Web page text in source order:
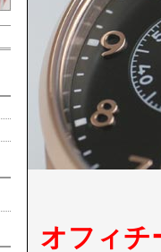
オフィチ